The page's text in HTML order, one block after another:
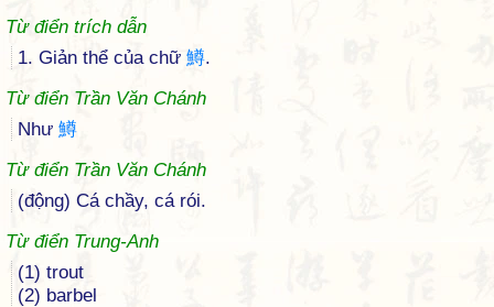
Từ điển trích dẫn
1. Giản thể của chữ 鱒.
Từ điển Trần Văn Chánh
Như 鱒
Từ điển Trần Văn Chánh
(động) Cá chầy, cá rói.
Từ điển Trung-Anh
(1) trout
(2) barbel